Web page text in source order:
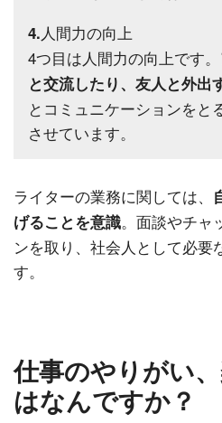
4.人間力の向上
4つ目は人間力の向上です。
と交流したり、友人と外出
とコミュニケーションをと
させています。
ライターの業務に関しては、
げることを意識。面談やチャ
ンを取り、社会人として必要
す。
仕事のやりがい
はなんですか？